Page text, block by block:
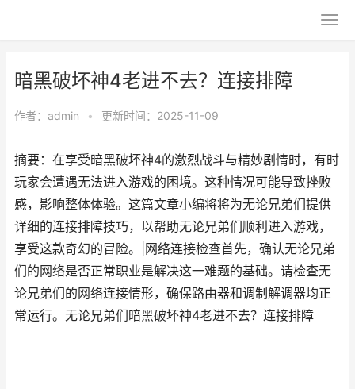
暗黑破坏神4老进不去？连接排障
作者： admin • 更新时间：2025-11-09
摘要：在享受暗黑破坏神4的激烈战斗与精妙剧情时，有时
玩家会遭遇无法进入游戏的困境。这种情况可能导致挫败
感，影响整体体验。这篇文章小编将将为无论兄弟们提供
详细的连接排障技巧，以帮助无论兄弟们顺利进入游戏，
享受这款奇幻的冒险。|网络连接检查首先，确认无论兄弟
们的网络是否正常职业是解决这一难题的基础。请检查无
论兄弟们的网络连接情形，确保路由器和调制解调器均正
常运行。无论兄弟们暗黑破坏神4老进不去？连接排障